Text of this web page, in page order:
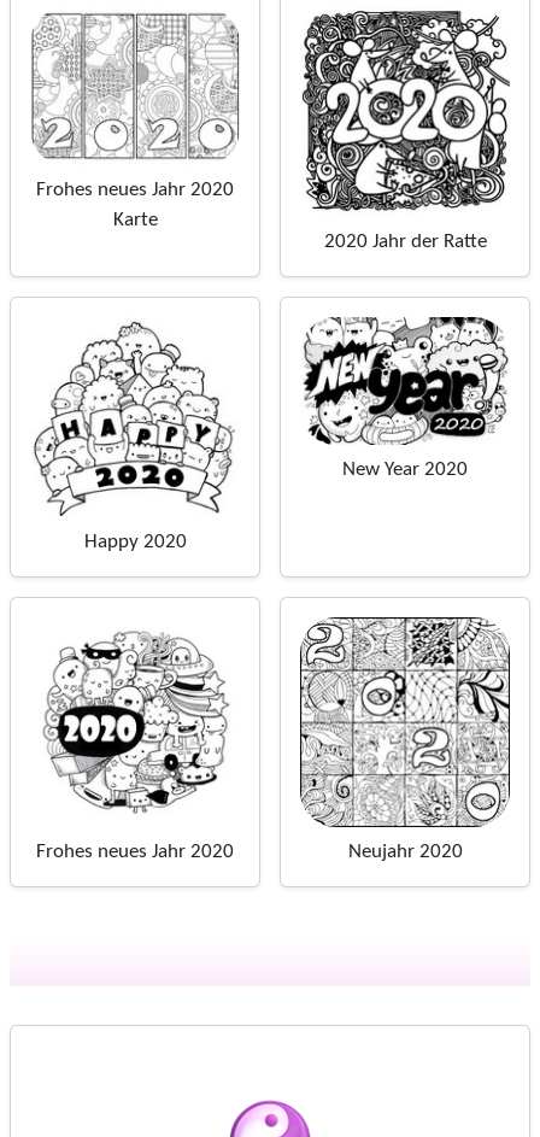
Frohes neues Jahr 2020
Karte
2020 Jahr der Ratte
Happy 2020
New Year 2020
Frohes neues Jahr 2020 Neujahr 2020